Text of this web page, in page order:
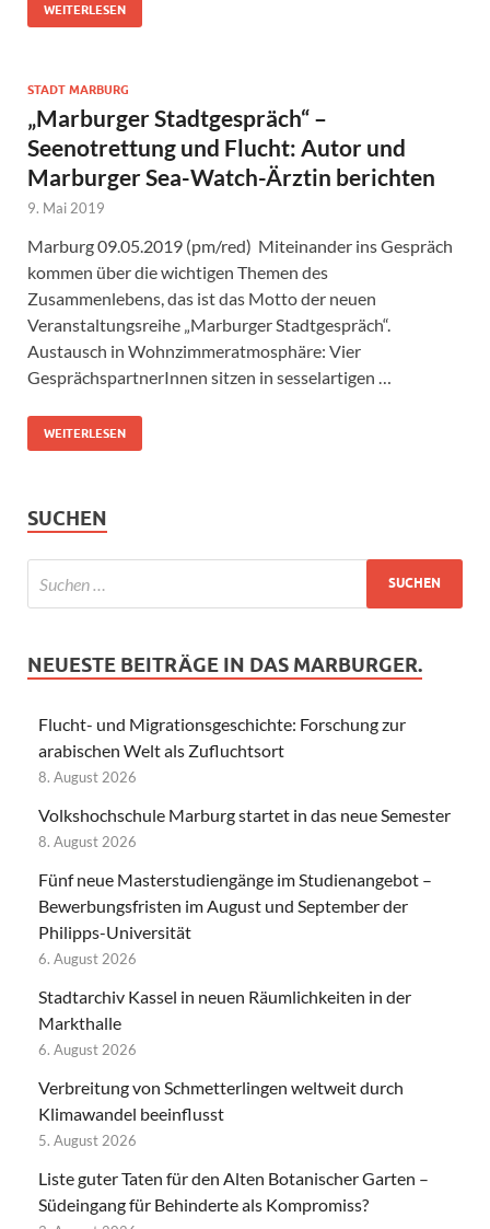
WEITERLESEN
STADT MARBURG
„Marburger Stadtgespräch“ –
Seenotrettung und Flucht: Autor und
Marburger Sea-Watch-Ärztin berichten
9. Mai 2019
Marburg 09.05.2019 (pm/red) Miteinander ins Gespräch
kommen über die wichtigen Themen des
Zusammenlebens, das ist das Motto der neuen
Veranstaltungsreihe „Marburger Stadtgespräch“.
Austausch in Wohnzimmeratmosphäre: Vier
GesprächspartnerInnen sitzen in sesselartigen …
WEITERLESEN
SUCHEN
NEUESTE BEITRÄGE IN DAS MARBURGER.
Flucht- und Migrationsgeschichte: Forschung zur
arabischen Welt als Zufluchtsort
8. August 2026
Volkshochschule Marburg startet in das neue Semester
8. August 2026
Fünf neue Masterstudiengänge im Studienangebot –
Bewerbungsfristen im August und September der
Philipps-Universität
6. August 2026
Stadtarchiv Kassel in neuen Räumlichkeiten in der
Markthalle
6. August 2026
Verbreitung von Schmetterlingen weltweit durch
Klimawandel beeinflusst
5. August 2026
Liste guter Taten für den Alten Botanischer Garten –
Südeingang für Behinderte als Kompromiss?